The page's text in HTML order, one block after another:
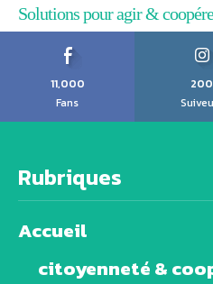
Solutions pour agir &
11,000
Fans
200
Rubriques
Accueil
citoyenneté &